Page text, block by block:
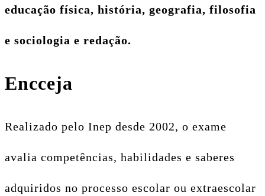
educação física, história, geografia, filosofia
e sociologia e redação.
Encceja
Realizado pelo Inep desde 2002, o exame
avalia competências, habilidades e saberes
adquiridos no processo escolar ou extraescolar